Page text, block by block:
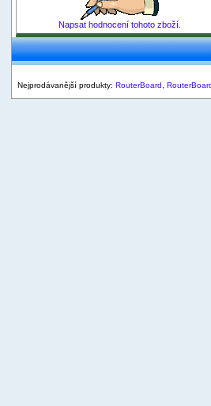
Napsat hodnocení tohoto zboží.
Nejprodávanější produkty: RouterBoard